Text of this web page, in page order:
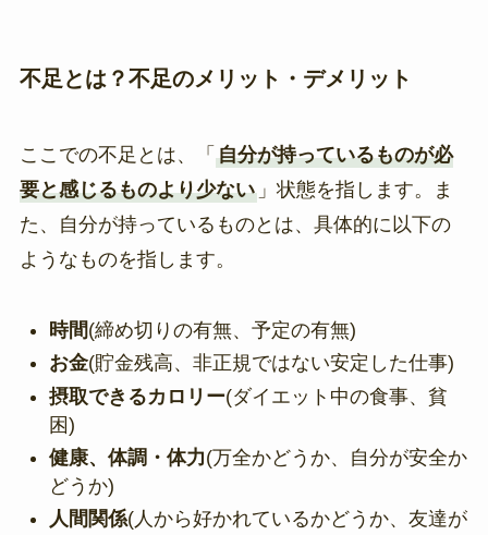
不足とは？不足のメリット・デメリット
ここでの不足とは、「 自分が持っているものが必
要と感じるものより少ない」状態を指します。ま
た、自分が持っているものとは、具体的に以下の
ようなものを指します。
時間(締め切りの有無、予定の有無)
お金(貯金残高、非正規ではない安定した仕事)
摂取できるカロリー(ダイエット中の食事、貧
困)
健康、体調・体力(万全かどうか、自分が安全か
どうか)
人間関係(人から好かれているかどうか、友達が